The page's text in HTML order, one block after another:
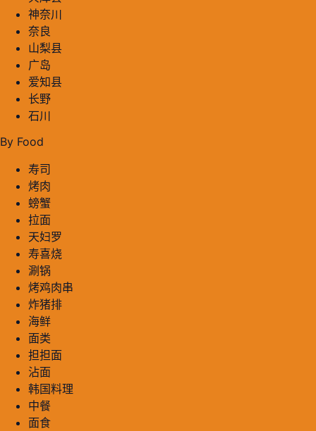
神奈川
奈良
山梨县
广岛
爱知县
长野
石川
By Food
寿司
烤肉
螃蟹
拉面
天妇罗
寿喜烧
涮锅
烤鸡肉串
炸猪排
海鲜
面类
担担面
沾面
韩国料理
中餐
面食